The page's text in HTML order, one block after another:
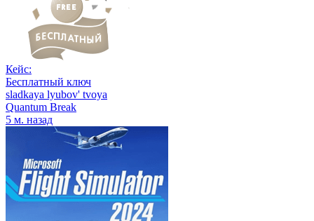
Кейс:
Бесплатный ключ
sladkaya lyubov' tvoya
Quantum Break
5 м. назад